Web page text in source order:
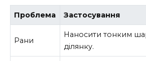
Проблема Застосування
Рани
Наносити тонким
ділянку.